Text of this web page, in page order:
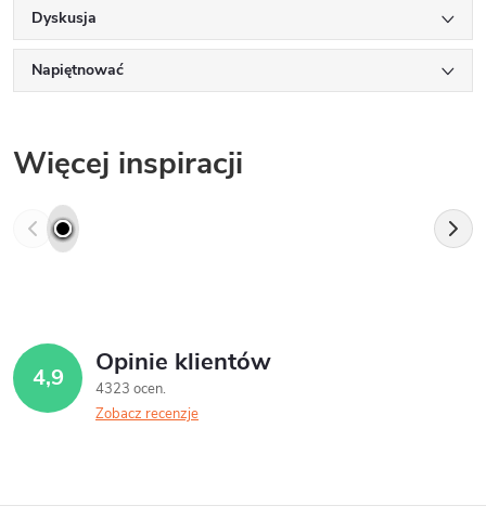
Dyskusja
Napiętnować
Więcej inspiracji
4,9 Opinie klientów
4323 ocen
Zobacz recenzje